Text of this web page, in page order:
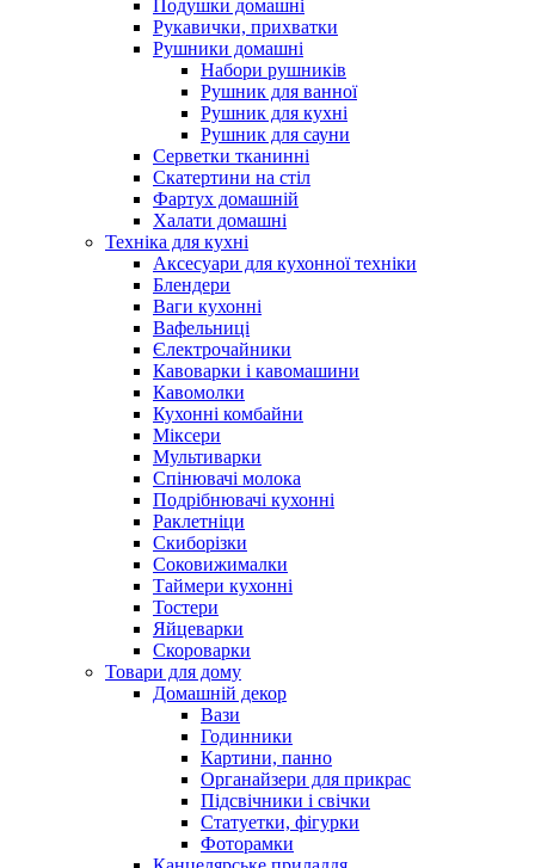
Подушки домашні
Рукавички, прихватки
Рушники домашні
Набори рушників
Рушник для ванної
Рушник для кухні
Рушник для сауни
Серветки тканинні
Скатертини на стіл
Фартух домашній
Халати домашні
Техніка для кухні
Аксесуари для кухонної техніки
Блендери
Ваги кухонні
Вафельниці
Єлектрочайники
Кавоварки і кавомашини
Кавомолки
Кухонні комбайни
Міксери
Мультиварки
Спінювачі молока
Подрібнювачі кухонні
Раклетніци
Скиборізки
Соковижималки
Таймери кухонні
Тостери
Яйцеварки
Скороварки
Товари для дому
Домашній декор
Вази
Годинники
Картини, панно
Органайзери для прикрас
Підсвічники і свічки
Статуетки, фігурки
Фоторамки